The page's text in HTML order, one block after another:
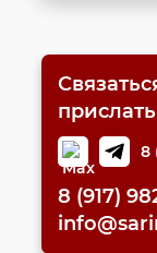
8
8 (917)